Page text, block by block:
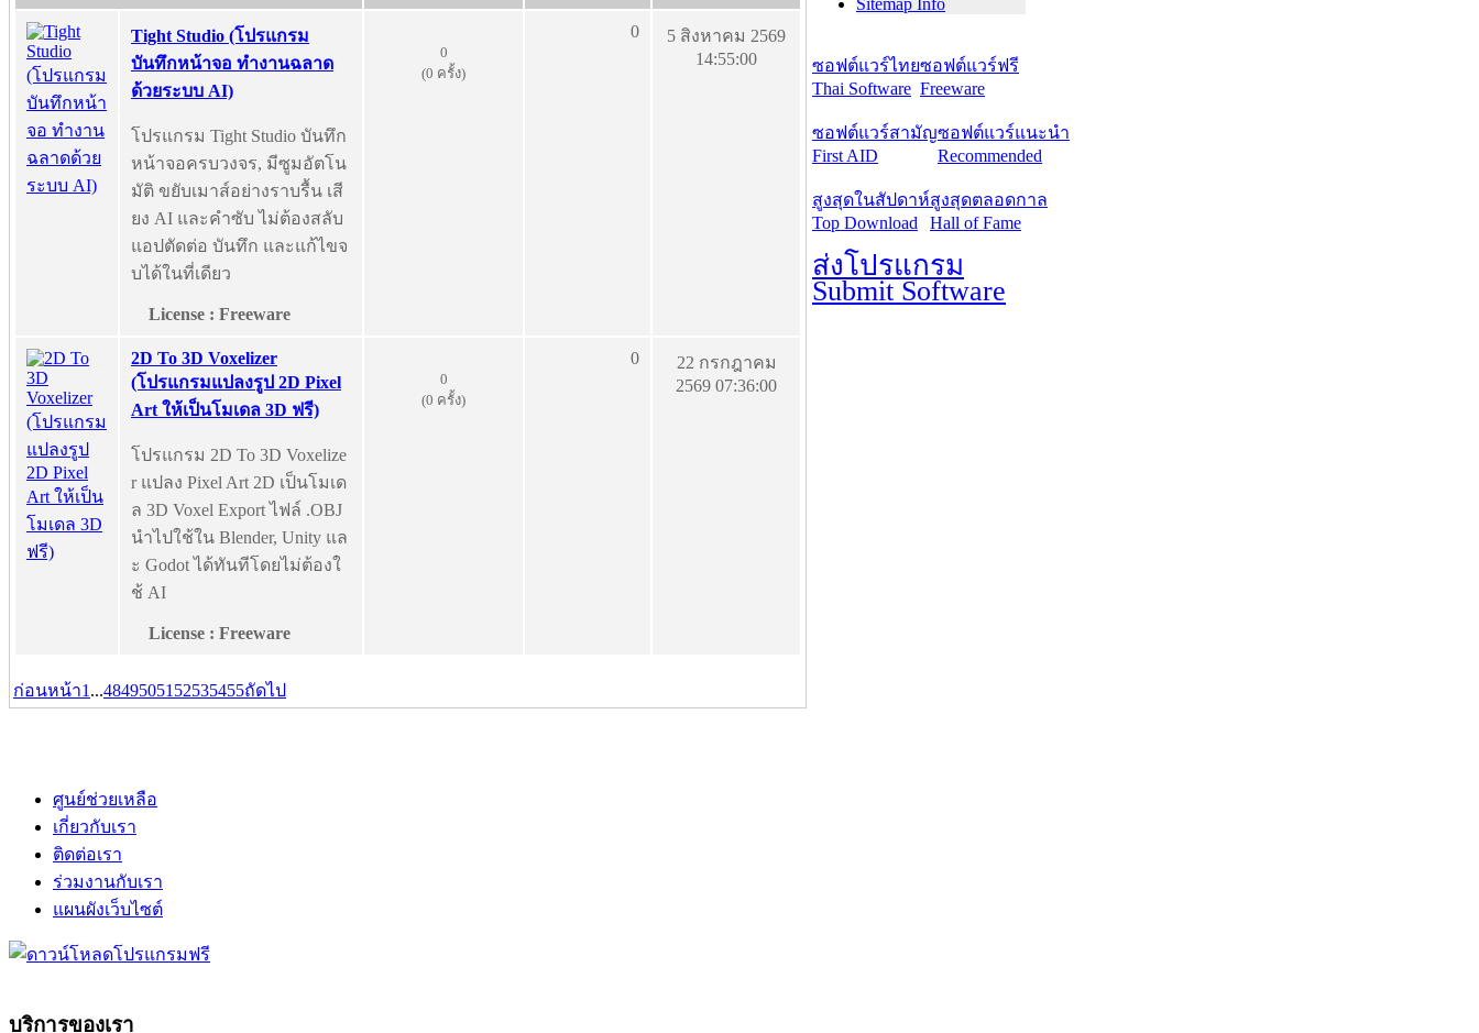
Tight Studio (โปรแกรม
บันทึกหน้าจอ ทำงานฉลาด
ด้วยระบบ AI)
โปรแกรม Tight Studio บันทึก
หน้าจอครบวงจร, มีซูมอัตโน
มัติ ขยับเมาส์อย่างราบรื้น เสี
ยง AI และคำซับ ไม่ต้องสลับ
แอปตัดต่อ บันทึก และแก้ไขจ
บได้ในที่เดียว
License : Freeware
0
(0 ครั้ง)
0
5 สิงหาคม 2569
14:55:00
2D To 3D Voxelizer
(โปรแกรมแปลงรูป 2D Pixel
Art ให้เป็นโมเดล 3D ฟรี)
โปรแกรม 2D To 3D Voxelize
r แปลง Pixel Art 2D เป็นโมเด
ล 3D Voxel Export ไฟล์ .OBJ
นำไปใช้ใน Blender, Unity แล
ะ Godot ได้ทันทีโดยไม่ต้องใ
ช้ AI
License : Freeware
0
(0 ครั้ง)
0
22 กรกฎาคม
2569 07:36:00
ก่อนหน้า1 ...48495051 52535455ถัดไป
Sitemap Info
ซอฟต์แวร์ไทย
Thai Software
ซอฟต์แวร์ฟรี
Freeware
ซอฟต์แวร์สามัญ
First AID
ซอฟต์แวร์แนะนำ
Recommended
สูงสุดในสัปดาห์
Top Download
สูงสุดตลอดกาล
Hall of Fame
ส่งโปรแกรม
Submit Software
ศูนย์ช่วยเหลือ
เกี่ยวกับเรา
ติดต่อเรา
ร่วมงานกับเรา
แผนผังเว็บไซต์
บริการของเรา